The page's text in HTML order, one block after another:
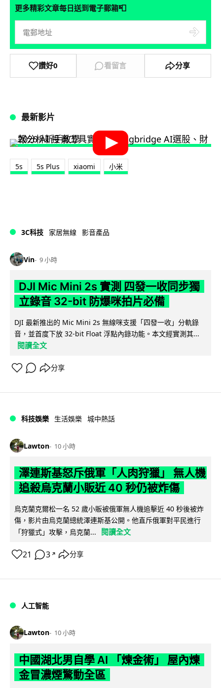
更多精彩文章每日送到電子郵箱📮
讚好0 看留言 分享
最新影片
5s 5s Plus xiaomi 小米
3C科技 家居無線 影音產品
Vin 9 小時
DJI Mic Mini 2s 實測 四發一收同步獨
立錄音 32-bit 防爆咪拍片必備
DJI 最新推出的 Mic Mini 2s 無線咪支援「四發一收」分軌錄
音，並首度下放 32-bit Float 浮點內錄功能。本文經實測其...
閱讀全文
分享
科技娛樂 生活娛樂 城中熱話
Lawton 10 小時
澤連斯基怒斥俄軍「人肉狩獵」 無人機
追殺烏克蘭小販近 40 秒仍被炸傷
烏克蘭克爾松一名 52 歲小販被俄軍無人機追擊近 40 秒後被炸
傷，影片由烏克蘭總統澤連斯基公開。他直斥俄軍對平民進行
「狩獵式」攻擊，烏克蘭...
閱讀全文
21 3 ↗ 分享
人工智能
Lawton 10 小時
中國湖北男自學 AI 「煉金術」 屋內煉
金冒濃煙驚動全區